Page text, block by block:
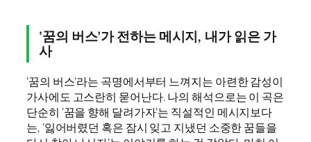
‘꿈의 버스’가 전하는 메시지, 내가 읽은 가
사
‘꿈의 버스’라는 곡명에서부터 느껴지는 아련한 감성이
가사에도 고스란히 묻어난다. 나의 해석으로는 이 곡은
단순히 ‘꿈을 향해 달려가자’는 직설적인 메시지보다
는, ‘잃어버렸던 혹은 잠시 잊고 지냈던 소중한 꿈들을